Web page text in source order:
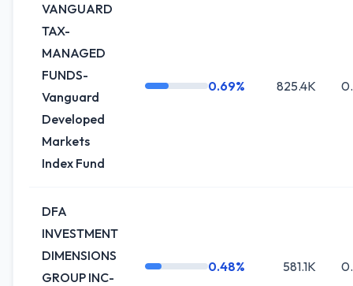
VANGUARD
TAX-
MANAGED
FUNDS-
Vanguard
Developed
Markets
Index Fund
0.69% 825.4K
DFA
INVESTMENT
DIMENSIONS
GROUP INC-
0.48% 581.1K